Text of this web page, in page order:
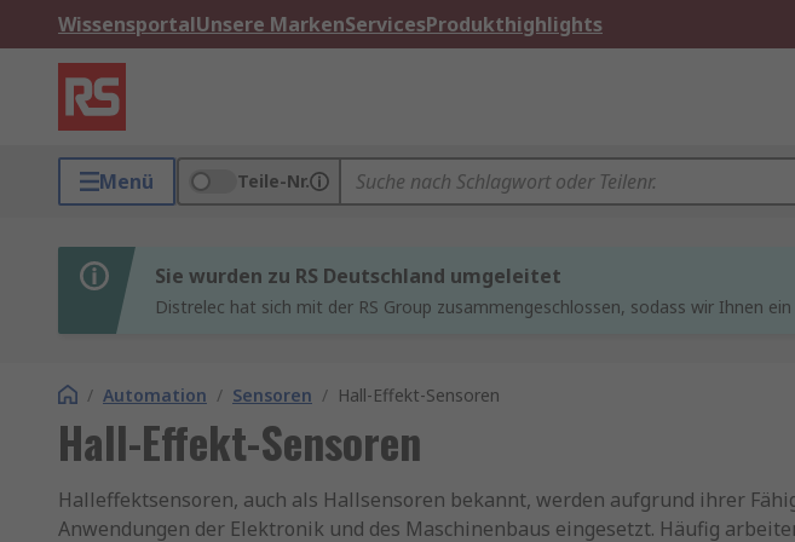
WissensportalUnsere MarkenServicesProdukthighlights
Menü Teile-Nr.
Sie wurden zu RS Deutschland umgeleitet
Distrelec hat sich mit der RS Group zusammengeschlossen, sodass wir Ihnen
/ Automation / Sensoren / Hall-Effekt-Sensoren
Hall-Effekt-Sensoren
Halleffektsensoren, auch als Hallsensoren bekannt, werden aufgrund ihrer
Anwendungen der Elektronik und des Maschinenbaus eingesetzt. Häufig